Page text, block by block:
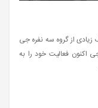
زیادی از گروه سه نفره جی
فعالیت خود را به